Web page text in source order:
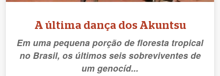
A última dança dos Akuntsu
Em uma pequena porção de floresta tropical
no Brasil, os últimos seis sobreviventes de
um genocíd...